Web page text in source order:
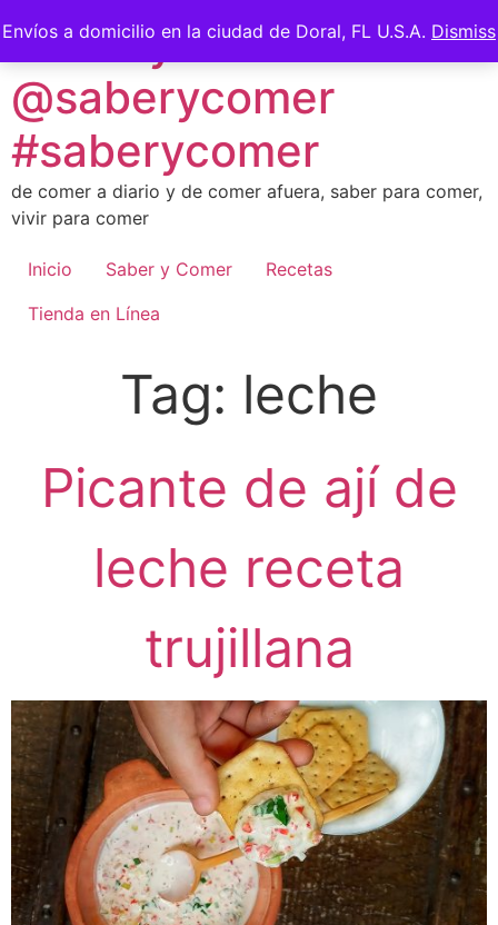
Envíos a domicilio en la ciudad de Doral, FL U.S.A. Dismiss
to
content
Saber y Comer -
@saberycomer
#saberycomer
de comer a diario y de comer afuera, saber para comer,
vivir para comer
Inicio Saber y Comer
Recetas
Tienda en Línea
Tag: leche
Picante de ají de
leche receta
trujillana